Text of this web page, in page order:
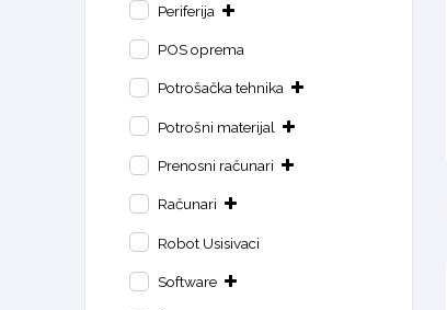
Periferija
POS oprema
Potrošačka tehnika
Potrošni materijal
Prenosni računari
Računari
Robot Usisivaci
Software